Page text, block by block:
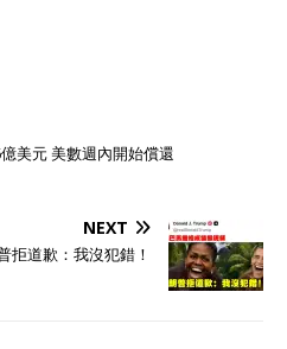
美元 美數週內開始償還
NEXT
拒道歉：我沒犯錯！